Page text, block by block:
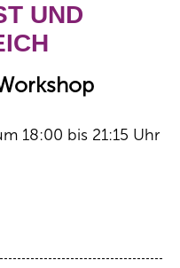
UND
18:00 bis 21:15 Uhr